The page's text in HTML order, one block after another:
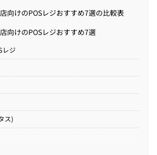
向けのPOSレジおすすめ7選の比較表
向けのPOSレジおすすめ7選
レジ
ス)